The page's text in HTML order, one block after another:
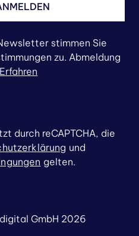
stimmen Sie
zu. Abmeldung
GmbH 2026
durch reCAPTCHA, die
und
gelten.